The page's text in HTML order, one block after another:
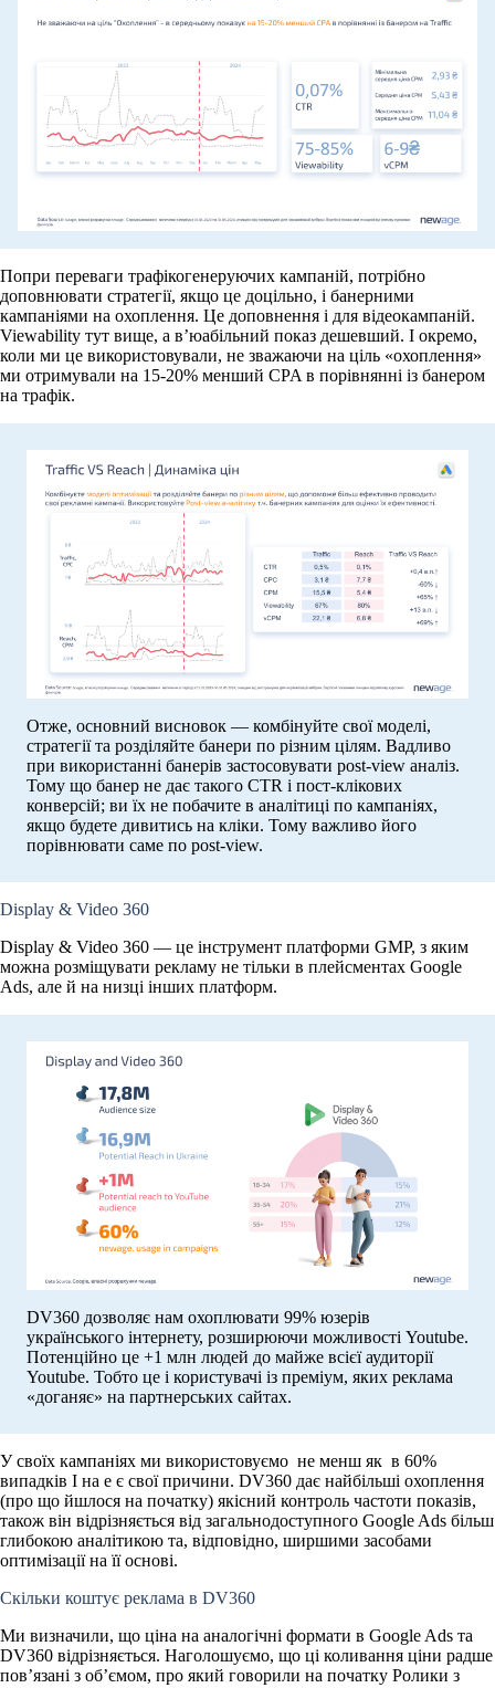
Попри переваги трафікогенеруючих кампаній, потрібно
доповнювати стратегії, якщо це доцільно, і банерними
кампаніями на охоплення. Це доповнення і для відеокампаній.
Viewability тут вище, а в’юабільний показ дешевший. І окремо,
коли ми це використовували, не зважаючи на ціль «охоплення»
ми отримували на 15-20% менший CPA в порівнянні із банером
на трафік.
Отже, основний висновок — комбінуйте свої моделі,
стратегії та розділяйте банери по різним цілям. Вадливо
при використанні банерів застосовувати post-view аналіз.
Тому що банер не дає такого CTR і пост-клікових
конверсій; ви їх не побачите в аналітиці по кампаніях,
якщо будете дивитись на кліки. Тому важливо його
порівнювати саме по post-view.
Display & Video 360
Display & Video 360 — це інструмент платформи GMP, з яким
можна розміщувати рекламу не тільки в плейсментах Google
Ads, але й на низці інших платформ.
DV360 дозволяє нам охоплювати 99% юзерів
українського інтернету, розширюючи можливості Youtube.
Потенційно це +1 млн людей до майже всієї аудиторії
Youtube. Тобто це і користувачі із преміум, яких реклама
«доганяє» на партнерських сайтах.
У своїх кампаніях ми використовуємо не менш як в 60%
випадків І на е є свої причини. DV360 дає найбільші охоплення
(про що йшлося на початку) якісний контроль частоти показів,
також він відрізняється від загальнодоступного Google Ads більш
глибокою аналітикою та, відповідно, ширшими засобами
оптимізації на її основі.
Скільки коштує реклама в DV360
Ми визначили, що ціна на аналогічні формати в Google Ads та
DV360 відрізняється. Наголошуємо, що ці коливання ціни радше
пов’язані з об’ємом, про який говорили на початку Ролики з